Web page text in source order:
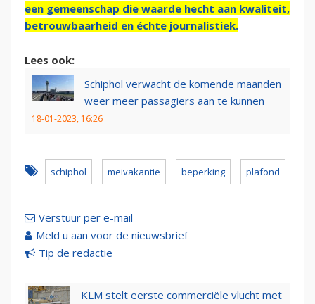
een gemeenschap die waarde hecht aan kwaliteit,
betrouwbaarheid en échte journalistiek.
Lees ook:
Schiphol verwacht de komende maanden
weer meer passagiers aan te kunnen
18-01-2023, 16:26
schiphol meivakantie beperking plafond
Verstuur per e-mail
Meld u aan voor de nieuwsbrief
Tip de redactie
KLM stelt eerste commerciële vlucht met